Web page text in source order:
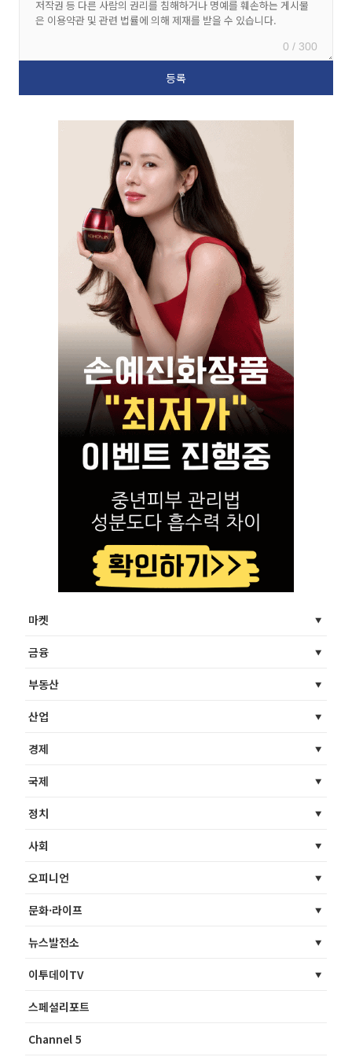
0 / 300
마켓
금융
부동산
산업
경제
국제
정치
사회
오피니언
문화·라이프
뉴스발전소
이투데이TV
스페셜리포트
Channel 5